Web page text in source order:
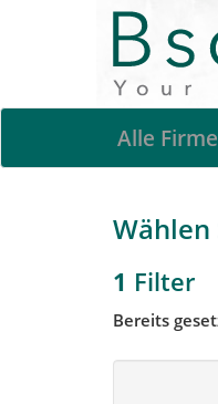
Alle
1 Filter
Bereits